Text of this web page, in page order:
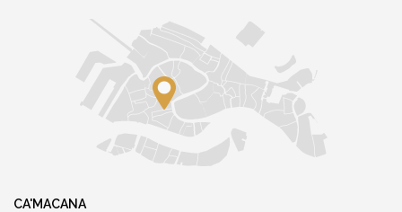
CA'MACANA